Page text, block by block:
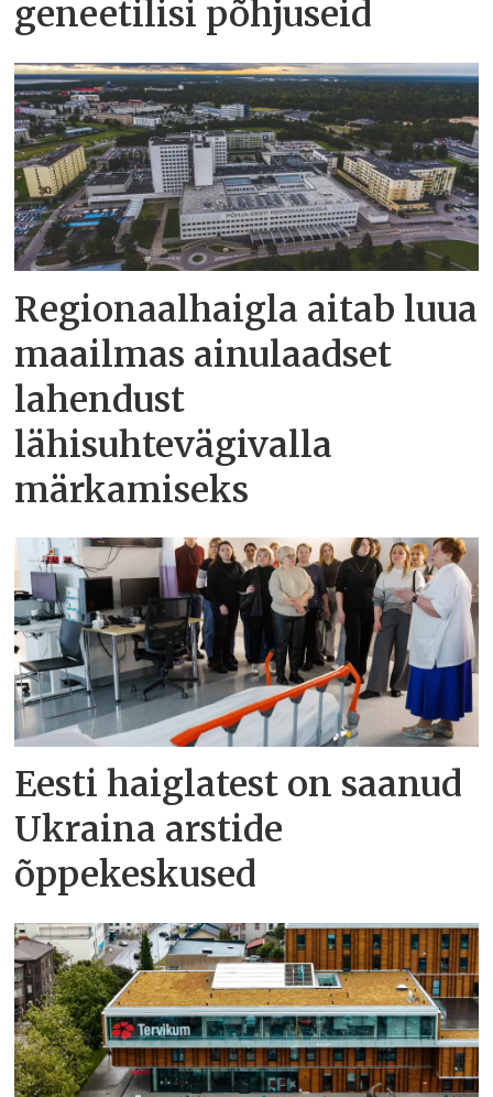
geneetilisi põhjuseid
Regionaalhaigla aitab luua
maailmas ainulaadset
lahendust
lähisuhtevägivalla
märkamiseks
Eesti haiglatest on saanud
Ukraina arstide
õppekeskused